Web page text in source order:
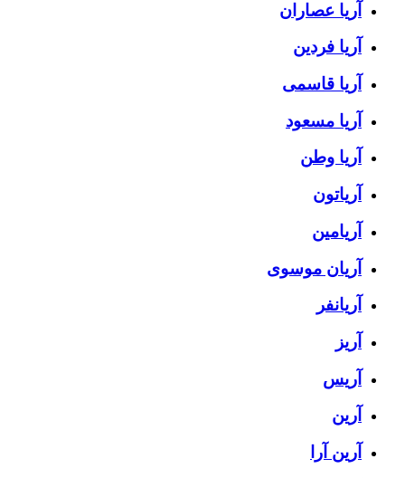
آریا عصاران
آریا فردین
آریا قاسمی
آریا مسعود
آریا وطن
آریاتون
آریامین
آریان موسوی
آریانفر
آریز
آریس
آرین
آرین آرا